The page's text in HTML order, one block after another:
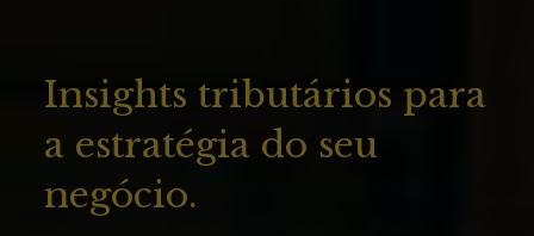
Insights tributários para
a estratégia do seu
negócio.